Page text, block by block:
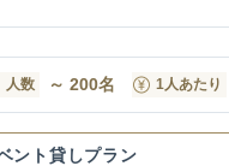
人数 ～ 200名 1人あたり
ント貸しプラン